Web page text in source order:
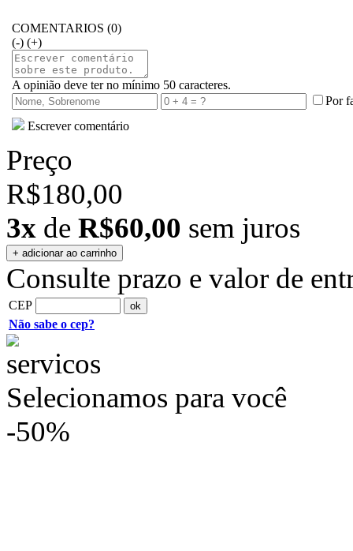
COMENTARIOS (0)
(-) (+)
A opinião deve ter no mínimo 50 caracteres.
Por
Escrever comentário
Preço
R$180,00
3x de R$60,00 sem juros
Consulte prazo e valor de
CEP
Não sabe o cep?
Selecionamos para você
-50%